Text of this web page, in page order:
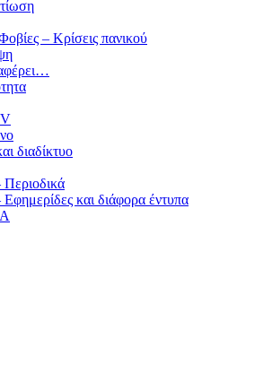
– Κρίσεις πανικού
διαδίκτυο
Περιοδικά
Εφημερίδες και διάφορα έντυπα